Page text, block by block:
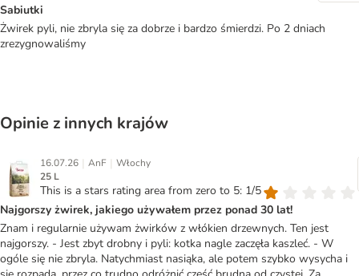
Sabiutki
Żwirek pyli, nie zbryla się za dobrze i bardzo śmierdzi. Po 2 dniach
zrezygnowaliśmy
Opinie z innych krajów
16.07.26 | AnF | Włochy
25 L
This is a stars rating area from zero to 5: 1/5
Najgorszy żwirek, jakiego używałem przez ponad 30 lat!
Znam i regularnie używam żwirków z włókien drzewnych. Ten jest
najgorszy. - Jest zbyt drobny i pyli: kotka nagle zaczęła kaszleć. - W
ogóle się nie zbryla. Natychmiast nasiąka, ale potem szybko wysycha i